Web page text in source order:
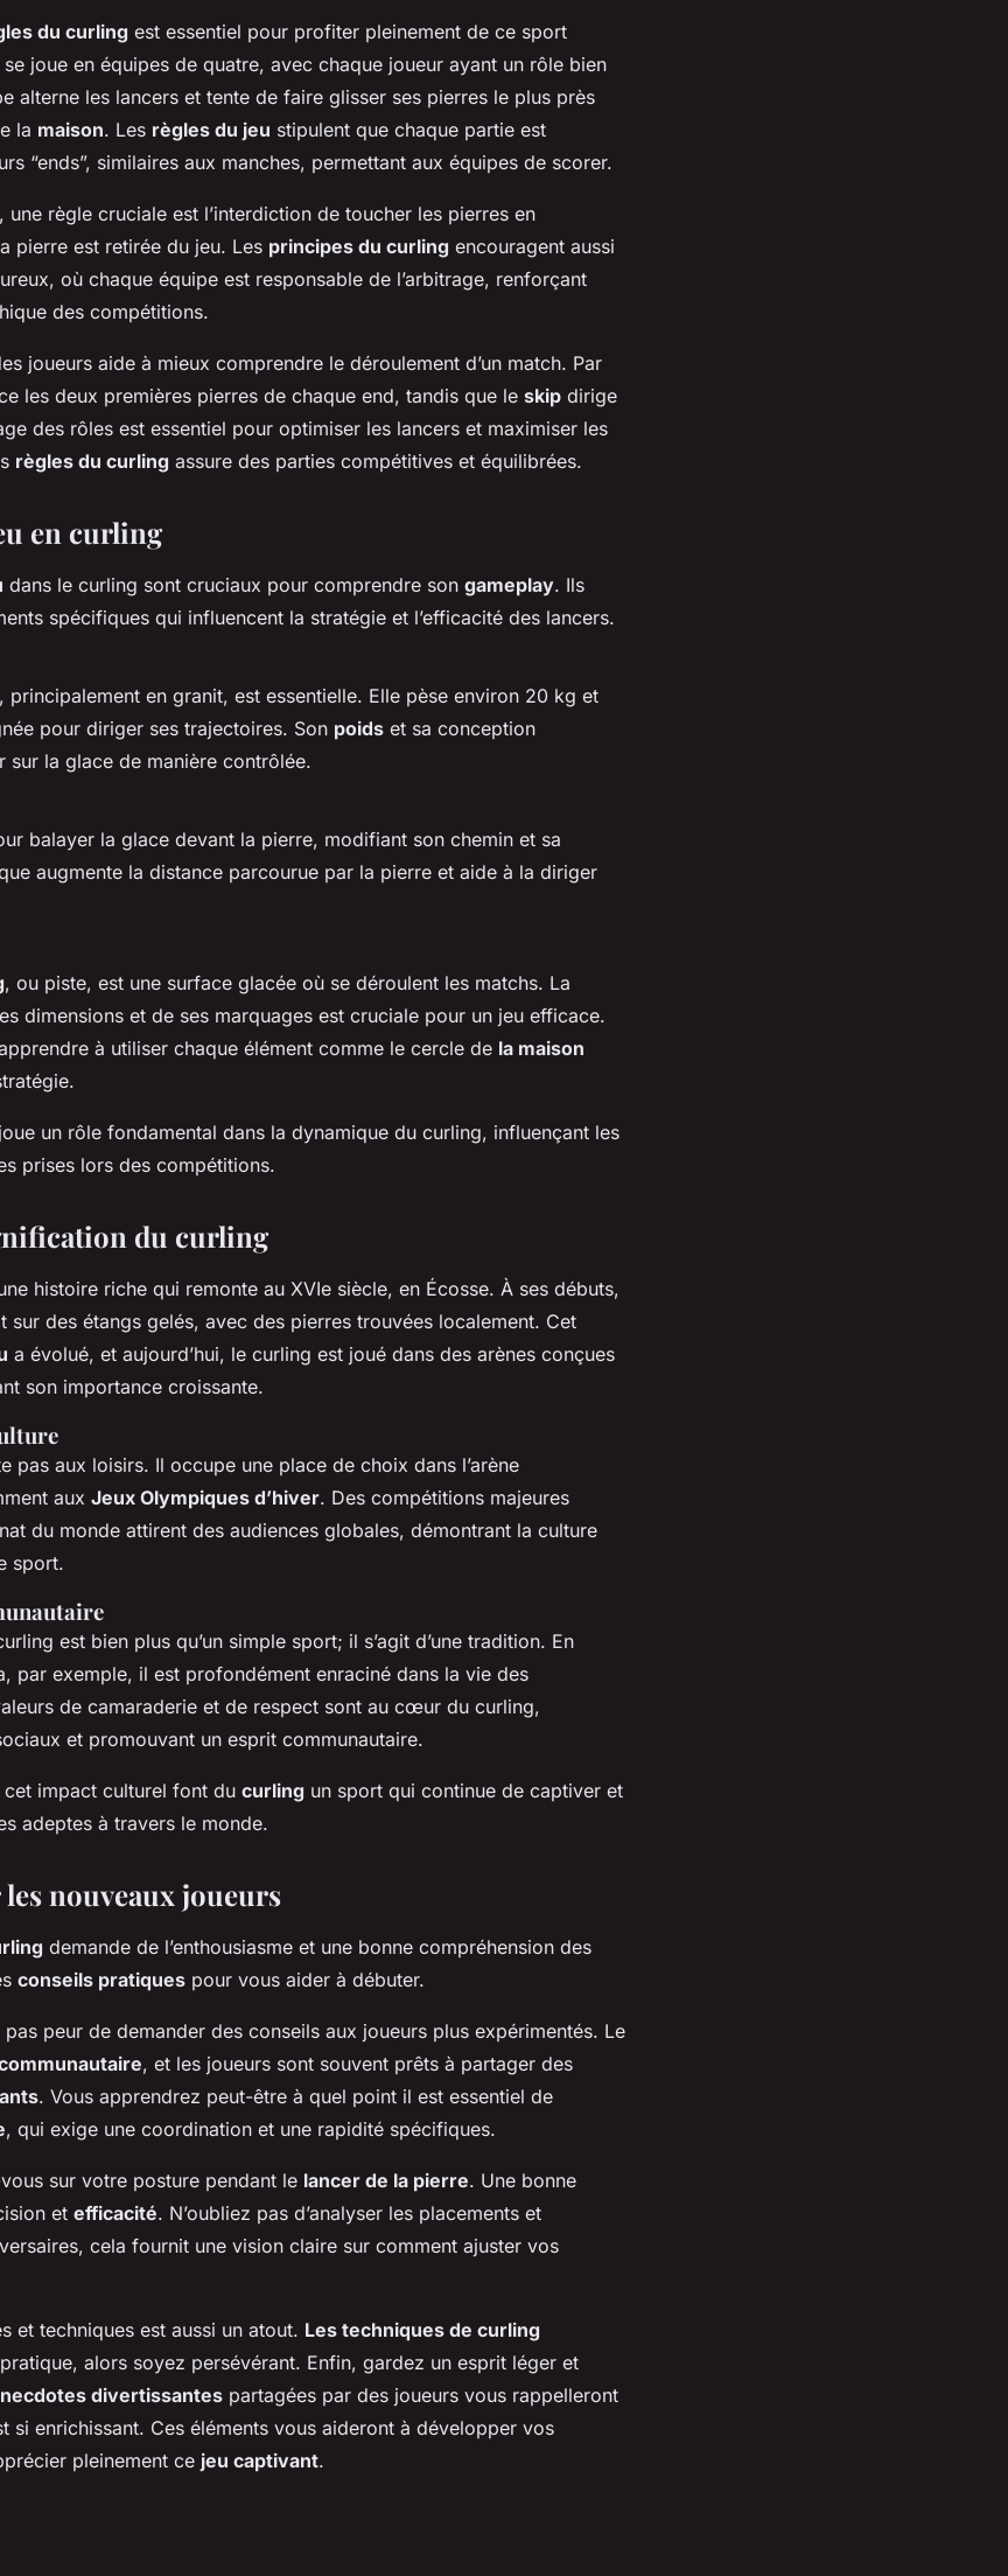
du curling est essentiel pour profiter pleinement de ce sport
joue en équipes de quatre, avec chaque joueur ayant un rôle bien
alterne les lancers et tente de faire glisser ses pierres le plus près
la maison. Les règles du jeu stipulent que chaque partie est
“ends”, similaires aux manches, permettant aux équipes de scorer.
, une règle cruciale est l’interdiction de toucher les pierres en
pierre est retirée du jeu. Les principes du curling encouragent aussi
où chaque équipe est responsable de l’arbitrage, renforçant
des compétitions.
joueurs aide à mieux comprendre le déroulement d’un match. Par
les deux premières pierres de chaque end, tandis que le skip dirige
des rôles est essentiel pour optimiser les lancers et maximiser les
règles du curling assure des parties compétitives et équilibrées.
en curling
dans le curling sont cruciaux pour comprendre son gameplay. Ils
spécifiques qui influencent la stratégie et l’efficacité des lancers.
, principalement en granit, est essentielle. Elle pèse environ 20 kg et
pour diriger ses trajectoires. Son poids et sa conception
sur la glace de manière contrôlée.
balayer la glace devant la pierre, modifiant son chemin et sa
augmente la distance parcourue par la pierre et aide à la diriger
, ou piste, est une surface glacée où se déroulent les matchs. La
dimensions et de ses marquages est cruciale pour un jeu efficace.
à utiliser chaque élément comme le cercle de la maison
un rôle fondamental dans la dynamique du curling, influençant les
prises lors des compétitions.
du curling
histoire riche qui remonte au XVIe siècle, en Écosse. À ses débuts,
sur des étangs gelés, avec des pierres trouvées localement. Cet
a évolué, et aujourd’hui, le curling est joué dans des arènes conçues
son importance croissante.
pas aux loisirs. Il occupe une place de choix dans l’arène
aux Jeux Olympiques d’hiver. Des compétitions majeures
du monde attirent des audiences globales, démontrant la culture
sport.
est bien plus qu’un simple sport; il s’agit d’une tradition. En
par exemple, il est profondément enraciné dans la vie des
de camaraderie et de respect sont au cœur du curling,
et promouvant un esprit communautaire.
impact culturel font du curling un sport qui continue de captiver et
adeptes à travers le monde.
nouveaux joueurs
demande de l’enthousiasme et une bonne compréhension des
conseils pratiques pour vous aider à débuter.
pas peur de demander des conseils aux joueurs plus expérimentés. Le
, et les joueurs sont souvent prêts à partager des
. Vous apprendrez peut-être à quel point il est essentiel de
, qui exige une coordination et une rapidité spécifiques.
sur votre posture pendant le lancer de la pierre. Une bonne
et efficacité. N’oubliez pas d’analyser les placements et
cela fournit une vision claire sur comment ajuster vos
et techniques est aussi un atout. Les techniques de curling
alors soyez persévérant. Enfin, gardez un esprit léger et
divertissantes partagées par des joueurs vous rappelleront
si enrichissant. Ces éléments vous aideront à développer vos
pleinement ce jeu captivant.